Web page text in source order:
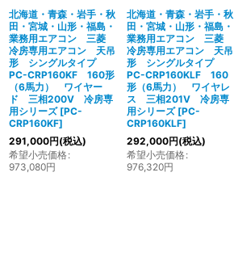
北海道・青森・岩手・秋
田・宮城・山形・福島・
業務用エアコン 三菱
冷房専用エアコン 天吊
形 シングルタイプ
PC-CRP160KF 160形
（6馬力） ワイヤー
ド 三相200V 冷房専
用シリーズ [PC-
CRP160KF]
291,000円(税込)
希望小売価格:
973,080円
北海道・青森・岩手・秋
田・宮城・山形・福島・
業務用エアコン 三菱
冷房専用エアコン 天吊
形 シングルタイプ
PC-CRP160KLF 160
形（6馬力） ワイヤレ
ス 三相201V 冷房専
用シリーズ [PC-
CRP160KLF]
292,000円(税込)
希望小売価格:
976,320円